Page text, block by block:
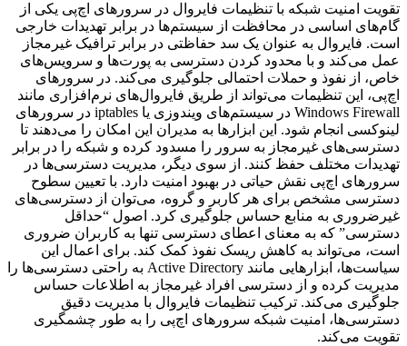
تقویت امنیت شبکه با تنظیمات فایروال در سرورهای اچ‌پی یکی از
گام‌های اساسی در محافظت از سیستم‌ها در برابر تهدیدات خارجی
است. فایروال به عنوان یک سد حفاظتی در برابر ترافیک غیرمجاز
عمل می‌کند و با محدود کردن دسترسی به پورت‌ها و سرویس‌های
خاص، از نفوذ و حملات احتمالی جلوگیری می‌کند. در سرورهای
اچ‌پی، این تنظیمات می‌تواند از طریق فایروال‌های نرم‌افزاری مانند
Windows Firewall در سیستم‌های ویندوزی یا iptables در سرورهای
لینوکسی انجام شود. این ابزارها به مدیران این امکان را می‌دهند تا
دسترسی‌های غیرمجاز به سرور را مسدود کرده و شبکه را در برابر
تهدیدات مختلف حفظ کنند. از سوی دیگر، مدیریت دسترسی‌ها در
سرورهای اچ‌پی نقش حیاتی در بهبود امنیت دارد. با تعیین سطوح
دسترسی مشخص برای هر کاربر و گروه، می‌توان از دسترسی‌های
غیرضروری به منابع حساس جلوگیری کرد. اصول “حداقل
دسترسی” که به معنای اعطای دسترسی تنها به کاربران ضروری
است، می‌تواند به کاهش ریسک نفوذ کمک کند. برای اعمال این
سیاست‌ها، ابزارهایی مانند Active Directory به راحتی دسترسی‌ها را
مدیریت کرده و از دسترسی افراد غیرمجاز به اطلاعات حساس
جلوگیری می‌کند. ترکیب تنظیمات فایروال با مدیریت دقیق
دسترسی‌ها، امنیت شبکه سرورهای اچ‌پی را به طور چشمگیری
تقویت می‌کند.